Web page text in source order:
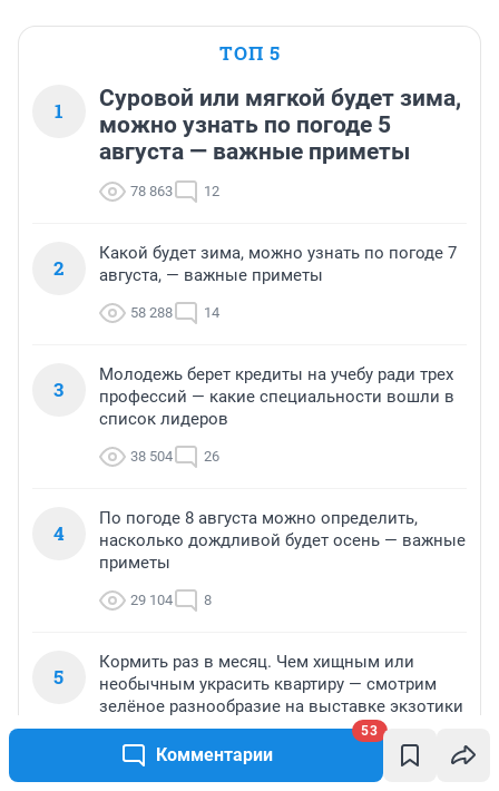
Комментарии
53
ТОП 5
1
Суровой или мягкой будет зима,
можно узнать по погоде 5
августа — важные приметы
78 863 12
2
Какой будет зима, можно узнать по погоде 7
августа, — важные приметы
58 288 14
3
Молодежь берет кредиты на учебу ради трех
профессий — какие специальности вошли в
список лидеров
38 504 26
4
По погоде 8 августа можно определить,
насколько дождливой будет осень — важные
приметы
29 104 8
5
Кормить раз в месяц. Чем хищным или
необычным украсить квартиру — смотрим
зелёное разнообразие на выставке экзотики
27 546